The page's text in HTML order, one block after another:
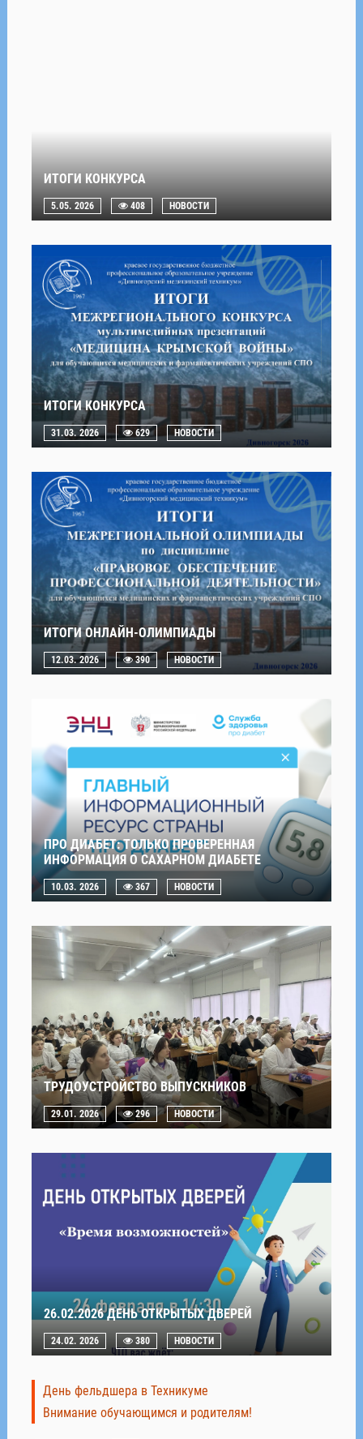
ИТОГИ КОНКУРСА
5.05. 2026 408 НОВОСТИ
ИТОГИ КОНКУРСА
31.03. 2026 629 НОВОСТИ
ИТОГИ ОНЛАЙН-ОЛИМПИАДЫ
12.03. 2026 390 НОВОСТИ
ПРО ДИАБЕТ: ТОЛЬКО ПРОВЕРЕННАЯ
ИНФОРМАЦИЯ О САХАРНОМ ДИАБЕТЕ
10.03. 2026 367 НОВОСТИ
ТРУДОУСТРОЙСТВО ВЫПУСКНИКОВ
29.01. 2026 296 НОВОСТИ
26.02.2026 ДЕНЬ ОТКРЫТЫХ ДВЕРЕЙ
24.02. 2026 380 НОВОСТИ
День фельдшера в Техникуме
Внимание обучающимся и родителям!